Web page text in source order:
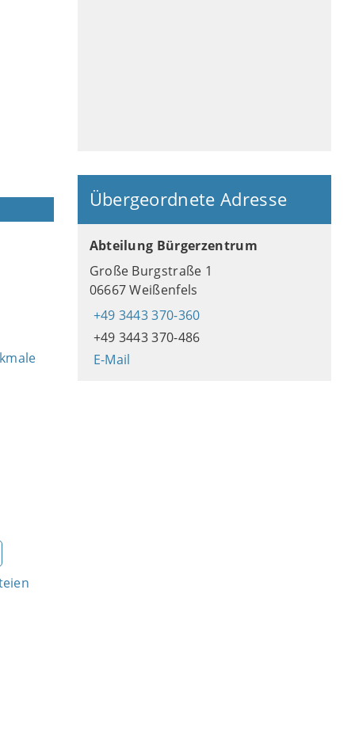
Übergeordnete Adresse
Abteilung Bürgerzentrum
Große Burgstraße 1
06667 Weißenfels
+49 3443 370-360
+49 3443 370-486
E-Mail